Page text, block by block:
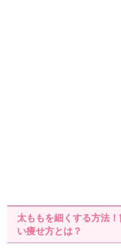
太ももを細くする方法
い痩せ方とは？